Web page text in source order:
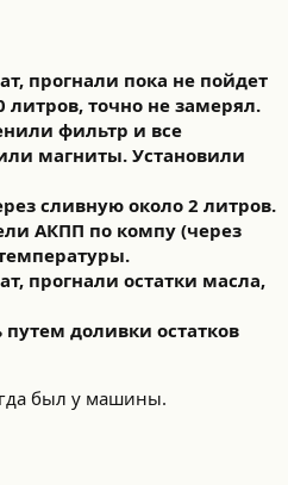
прогнали пока не пойдет
литров, точно не замерял.
фильтр и все
магниты. Установили
сливную около 2 литров.
АКПП по компу (через
прогнали остатки масла,
доливки остатков
был у машины.